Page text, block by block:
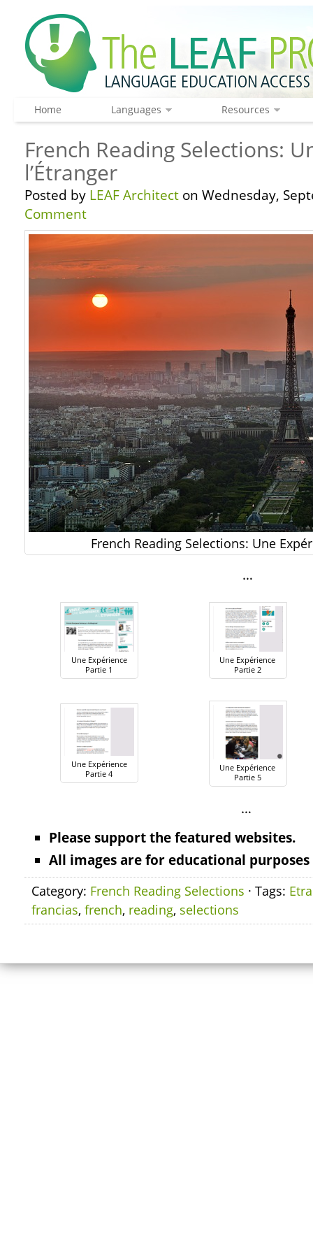
Home Languages Resources
French Reading Selections:
l’Étranger
Posted by LEAF Architect on Wednesday,
Comment
French Reading Selections: Une
…
Une Expérience
Partie 1
Une Expérience
Partie 2
Une Expérience
Partie 4
Une Expérience
Partie 5
…
Please support the featured websites.
All images are for educational
Category: French Reading Selections · Tags:
francias, french, reading, selections